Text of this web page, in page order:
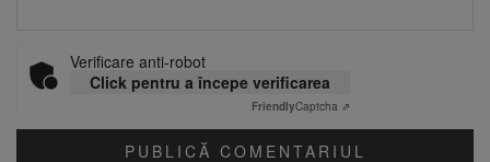
Verificare anti-robot
Click pentru a începe verificarea
FriendlyCaptcha ⇗